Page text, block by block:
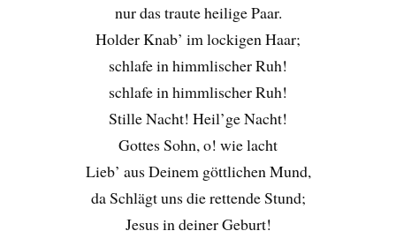
nur das traute heilige Paar.
Holder Knab’ im lockigen Haar;
schlafe in himmlischer Ruh!
schlafe in himmlischer Ruh!
Stille Nacht! Heil’ge Nacht!
Gottes Sohn, o! wie lacht
Lieb’ aus Deinem göttlichen Mund,
da Schlägt uns die rettende Stund;
Jesus in deiner Geburt!